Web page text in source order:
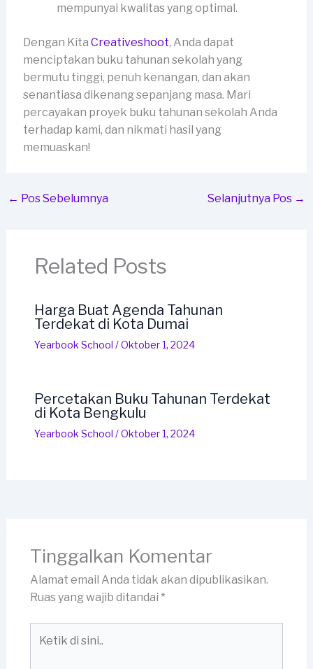
mempunyai kwalitas yang optimal.
Dengan Kita Creativeshoot, Anda dapat
menciptakan buku tahunan sekolah yang
bermutu tinggi, penuh kenangan, dan akan
senantiasa dikenang sepanjang masa. Mari
percayakan proyek buku tahunan sekolah Anda
terhadap kami, dan nikmati hasil yang
memuaskan!
← Pos Sebelumnya Selanjutnya Pos →
Related Posts
Harga Buat Agenda Tahunan
Terdekat di Kota Dumai
Yearbook School /Oktober 1, 2024
Percetakan Buku Tahunan Terdekat
di Kota Bengkulu
Yearbook School /Oktober 1, 2024
Tinggalkan Komentar
Alamat email Anda tidak akan dipublikasikan.
Ruas yang wajib ditandai *